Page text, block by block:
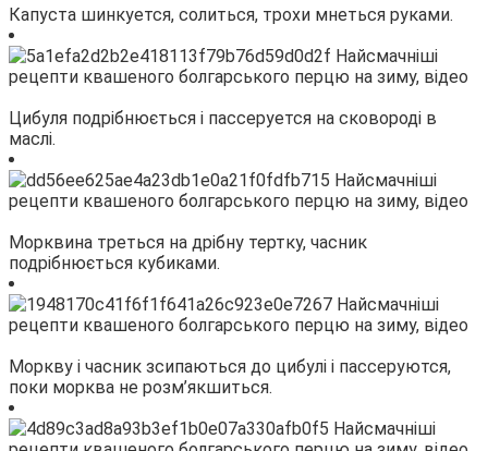
Капуста шинкуется, солиться, трохи мнеться руками.
Цибуля подрібнюється і пассеруется на сковороді в
маслі.
Морквина треться на дрібну тертку, часник
подрібнюється кубиками.
Моркву і часник зсипаються до цибулі і пассеруются,
поки морква не розм’якшиться.